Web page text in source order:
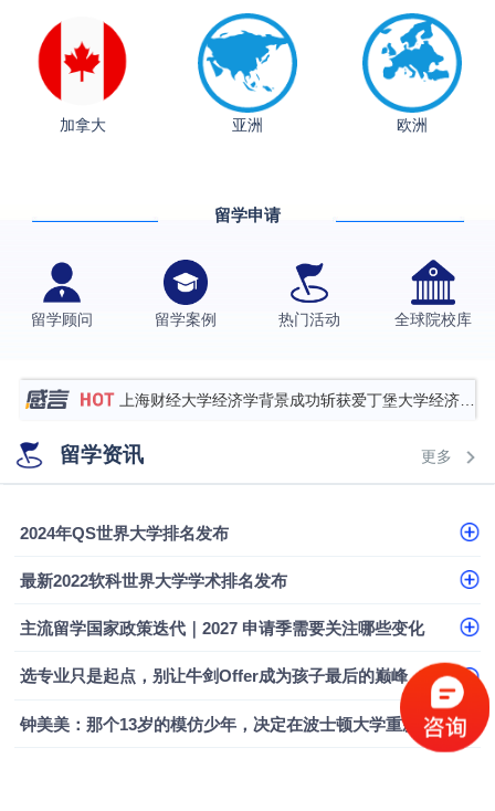
加拿大 亚洲 欧洲
留学申请
留学顾问 留学案例 热门活动 全球院校库
格拉斯哥大学国际商务硕士录取案例
伯明翰大学数字媒体与创意产业硕士录取案例
Offer
上海财经大学经济学背景成功斩获爱丁堡大学经济学
硕士录取
数学背景的他，靠“供应链”故事敲开哥大、宾大之门
专科逆袭伦敦大学学院UCL录取案例解析
留学资讯 更多
2024年QS世界大学排名发布
最新2022软科世界大学学术排名发布
主流留学国家政策迭代｜2027 申请季需要关注哪些变化
选专业只是起点，别让牛剑Offer成为孩子最后的巅峰
钟美美：那个13岁的模仿少年，决定在波士顿大学重新定义自己